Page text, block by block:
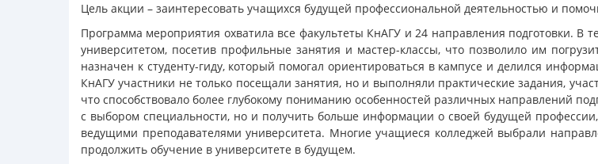
Цель акции – заинтересовать учащихся будущей профессиональной деятельностью и
Программа мероприятия охватила все факультеты КнАГУ и 24 направления подготовки. В
университетом, посетив профильные занятия и мастер-классы, что позволило им
назначен к студенту-гиду, который помогал ориентироваться в кампусе и делился
КнАГУ участники не только посещали занятия, но и выполняли практические задания,
что способствовало более глубокому пониманию особенностей различных направлений
с выбором специальности, но и получить больше информации о своей будущей
ведущими преподавателями университета. Многие учащиеся колледжей выбрали
продолжить обучение в университете в будущем.